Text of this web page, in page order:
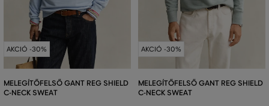
AKCIÓ -30%
MELEGÍTŐFELSŐ GANT REG SHIELD
C-NECK SWEAT
AKCIÓ -30%
MELEGÍTŐFELSŐ GANT REG SHIELD
C-NECK SWEAT